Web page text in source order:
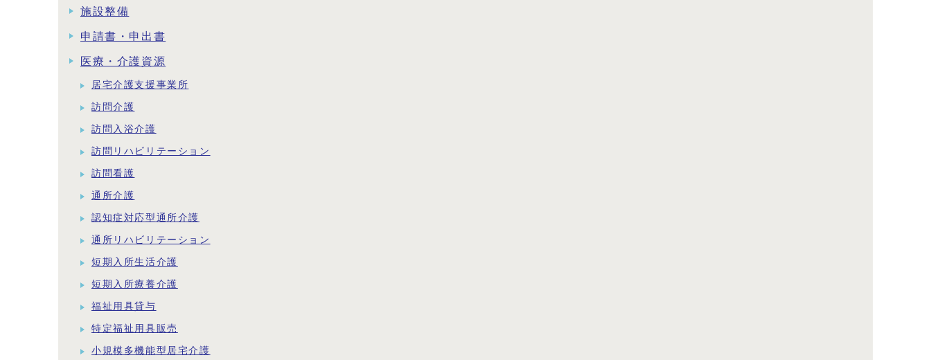
施設整備
申請書・申出書
医療・介護資源
居宅介護支援事業所
訪問介護
訪問入浴介護
訪問リハビリテーション
訪問看護
通所介護
認知症対応型通所介護
通所リハビリテーション
短期入所生活介護
短期入所療養介護
福祉用具貸与
特定福祉用具販売
小規模多機能型居宅介護